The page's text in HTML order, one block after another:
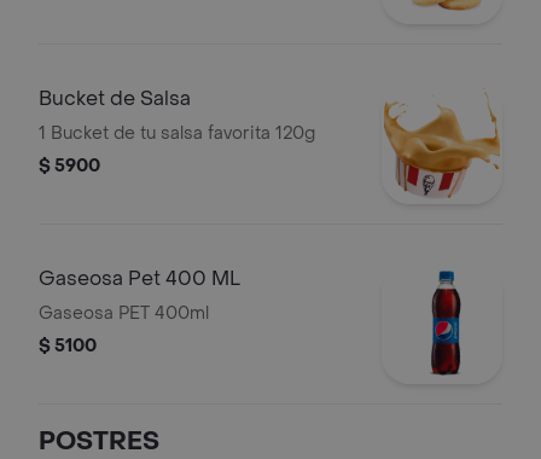
Bucket de Salsa
1 Bucket de tu salsa favorita 120g
$ 5900
Gaseosa Pet 400 ML
Gaseosa PET 400ml
$ 5100
POSTRES